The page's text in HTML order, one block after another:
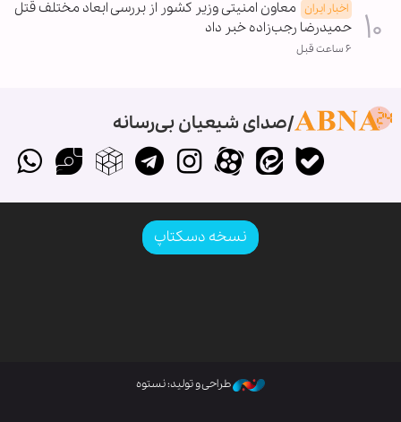
اخبار ایران معاون امنیتی وزیر کشور از بررسی ابعاد مختلف قتل
حمیدرضا رجب‌زاده خبر داد
۶ ساعت قبل
صدای شیعیان بی‌رسانه
نسخه دسکتاپ
طراحی و تولید: نستوه